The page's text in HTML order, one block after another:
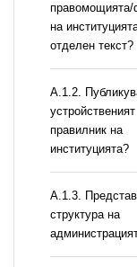
правомощията/
на
отделен текст?
А.1.2.
устройственият
правилник на
институцията?
A.1.3.
структура на